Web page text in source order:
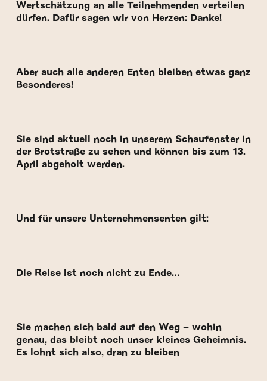
Wertschätzung an alle Teilnehmenden verteilen
dürfen. Dafür sagen wir von Herzen: Danke!
Aber auch alle anderen Enten bleiben etwas ganz
Besonderes!
Sie sind aktuell noch in unserem Schaufenster in
der Brotstraße zu sehen und können bis zum 13.
April abgeholt werden.
Und für unsere Unternehmensenten gilt:
Die Reise ist noch nicht zu Ende…
Sie machen sich bald auf den Weg – wohin
genau, das bleibt noch unser kleines Geheimnis.
Es lohnt sich also, dran zu bleiben